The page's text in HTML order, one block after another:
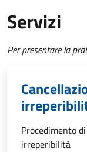
Servizi
Per presentare la
Procedimento
irreperibilità